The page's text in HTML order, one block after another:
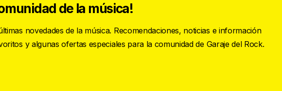
de la música!
novedades de la música. Recomendaciones, noticias e información
y algunas ofertas especiales para la comunidad de Garaje del Rock.